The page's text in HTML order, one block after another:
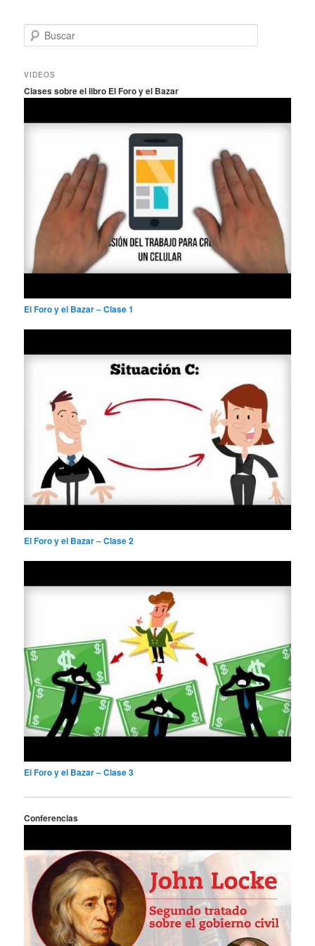
u
c
r
VIDEOS
Clases sobre el libro El Foro y el Bazar
El Foro y el Bazar – Clase 1
El Foro y el Bazar – Clase 2
El Foro y el Bazar – Clase 3
Conferencias